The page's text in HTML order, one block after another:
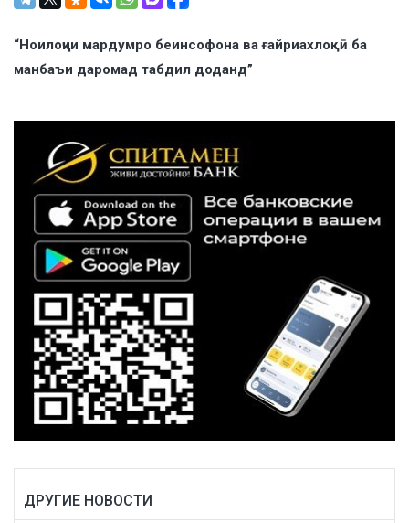
“Ноилоҷии мардумро беинсофона ва ғайриахлоқӣ ба
манбаъи даромад табдил доданд”
ДРУГИЕ НОВОСТИ